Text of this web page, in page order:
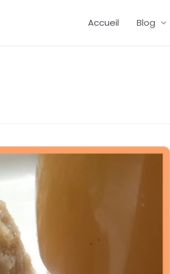
Accueil Blog